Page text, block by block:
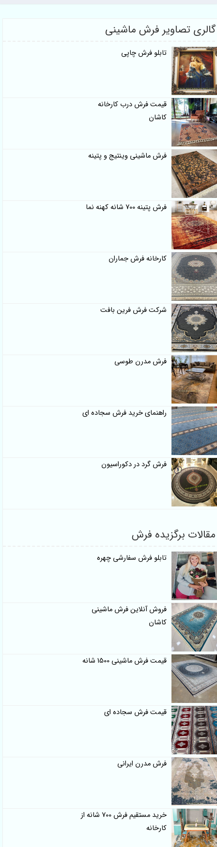
گالری تصاویر فرش ماشینی
تابلو فرش چاپی
قیمت فرش درب کارخانه
کاشان
فرش ماشینی وینتیج و پتینه
فرش پتینه 700 شانه کهنه نما
کارخانه فرش جماران
شرکت فرش فرین بافت
فرش مدرن طوسی
راهنمای خرید فرش سجاده ای
فرش گرد در دکوراسیون
مقالات برگزیده فرش
تابلو فرش سفارشی چهره
فروش آنلاین فرش ماشینی
کاشان
قیمت فرش ماشینی 1500 شانه
قیمت فرش سجاده ای
فرش مدرن ایرانی
خرید مستقیم فرش 700 شانه از
کارخانه